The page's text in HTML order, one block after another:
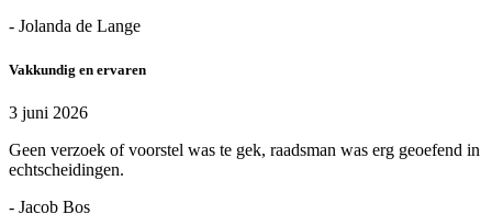
- Jolanda de Lange
Vakkundig en ervaren
3 juni 2026
Geen verzoek of voorstel was te gek, raadsman was erg geoefend in
echtscheidingen.
- Jacob Bos